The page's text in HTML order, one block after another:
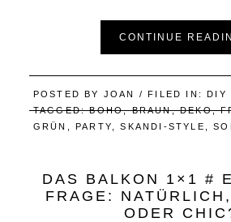
CONTINUE
POSTED BY JOAN / FILED IN:DIY
TAGGED:BOHO,BRAUN,DEKO,
GRÜN
,PARTY ,SKANDI-STYLE ,
DAS BALKON 1×1 #
FRAGE:
ODER